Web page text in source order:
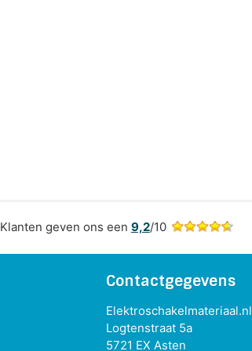
Klanten geven ons een 9,2/10
Contactgegevens
Elektroschakelmateriaal.nl
Logtenstraat 5a
5721 EX Asten